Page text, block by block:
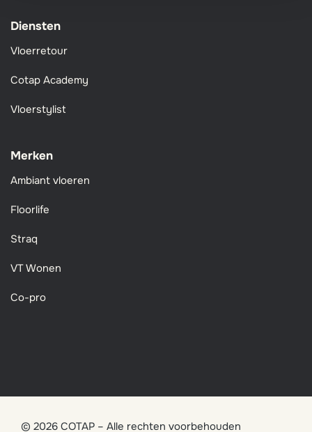
Diensten
Vloerretour
Cotap Academy
Vloerstylist
Merken
Ambiant vloeren
Floorlife
Straq
VT Wonen
Co-pro
© 2026 COTAP – Alle rechten voorbehouden